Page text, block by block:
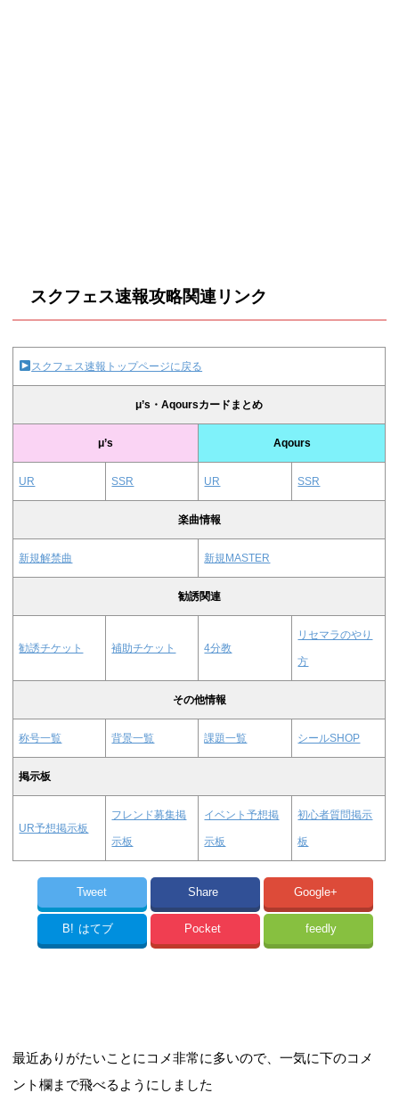
スクフェス速報攻略関連リンク
スクフェス速報トップページに戻る
μ’s・Aqoursカードまとめ
μ’s Aqours
UR SSR UR SSR
楽曲情報
新規解禁曲 新規MASTER
勧誘関連
勧誘チケット 補助チケット 4分教
リセマラのやり
方
その他情報
称号一覧 背景一覧 課題一覧 シールSHOP
掲示板
UR予想掲示板
フレンド募集掲
示板
イベント予想掲
示板
初心者質問掲示
板
Tweet Share Google+
B! はてブ Pocket feedly
最近ありがたいことにコメ非常に多いので、一気に下のコメ
ント欄まで飛べるようにしました